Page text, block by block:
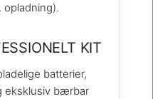
opladning).
KIT
batterier,
eksklusiv bærbar